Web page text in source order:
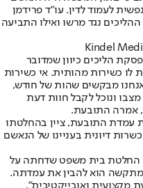
לעמוד לדין. עו"ד פרידמן
נגד מרשו ואילו התביעה
הליכים כיוון שמדובר
לו כשירות מהותית. אי כשירות
מבקשים שהות של חודש,
ונוכל לקבל חוות דעת
אמרה התובעת.
עמדת התובעת, ציין בהחלטתו
דיונית בעניינו של הנאשם
החלטת בית משפט שדחתה על
מתקשה הוא להבין את עמדתה.